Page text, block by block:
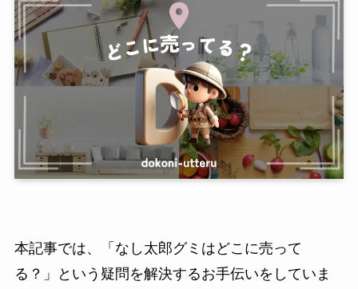
本記事では、「なし太郎グミはどこに売って
る？」という疑問を解決するお手伝いをしていま